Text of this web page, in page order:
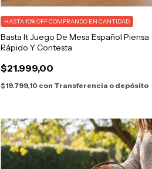
Basta It Juego De Mesa Español Piensa
Rápido Y Contesta
$21.999,00
HASTA 10% OFFCOMPRANDO EN CANTIDAD
$19.799,10 con Transferencia o depósito